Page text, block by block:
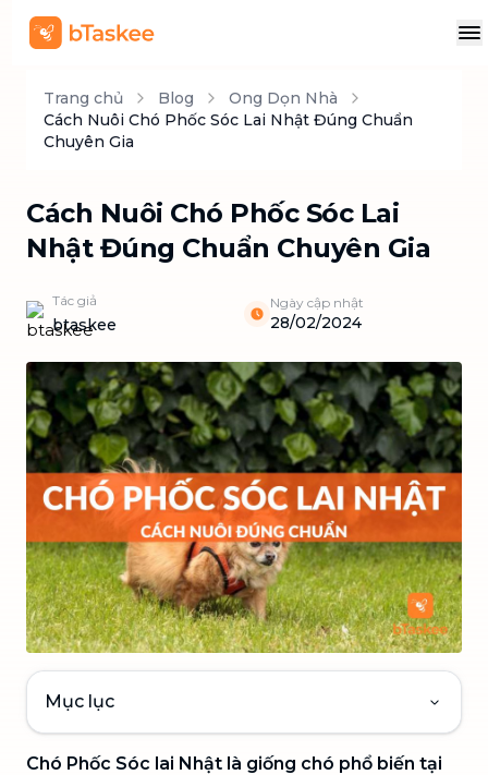
Trang chủ Blog
Ong Dọn Nhà
Cách Nuôi Chó Phốc Sóc Lai Nhật Đúng Chuẩn
Chuyên Gia
Cách Nuôi Chó Phốc Sóc Lai
Nhật Đúng Chuẩn Chuyên Gia
Tác giả
btaskee
Ngày cập nhật
28/02/2024
Mục lục
Chó Phốc Sóc lai Nhật là giống chó phổ biến tại